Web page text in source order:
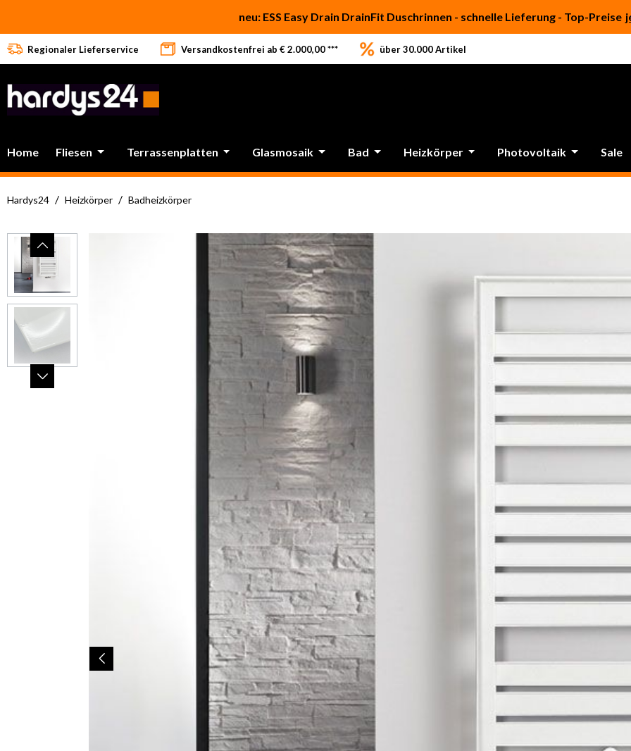
neu: ESS Easy Drain DrainFit Duschrinnen - schnelle Lieferung - Top-Preise
Regionaler Lieferservice Versandkostenfrei ab € 2.000,00 *** über 30.000 Artikel
Home Fliesen Terrassenplatten Glasmosaik Bad Heizkörper Photovoltaik Sale
Hardys24 / Heizkörper / Badheizkörper
Bildergalerie überspringen